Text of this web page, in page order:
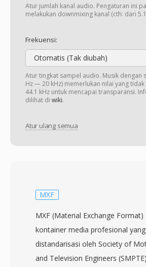
Atur jumlah kanal audio. Pengaturan ini
melakukan downmixing kanal (cth: dari
Frekuensi:
Otomatis (Tak diubah)
Atur tingkat sampel audio. Musik dengan
Hz — 20 kHz) memerlukan nilai yang
44.1 kHz untuk mencapai transparansi.
dilihat di wiki.
Atur ulang semua
MXF
MXF (Material Exchange Format)
kontainer media profesional yang
distandarisasi oleh Society of
and Television Engineers